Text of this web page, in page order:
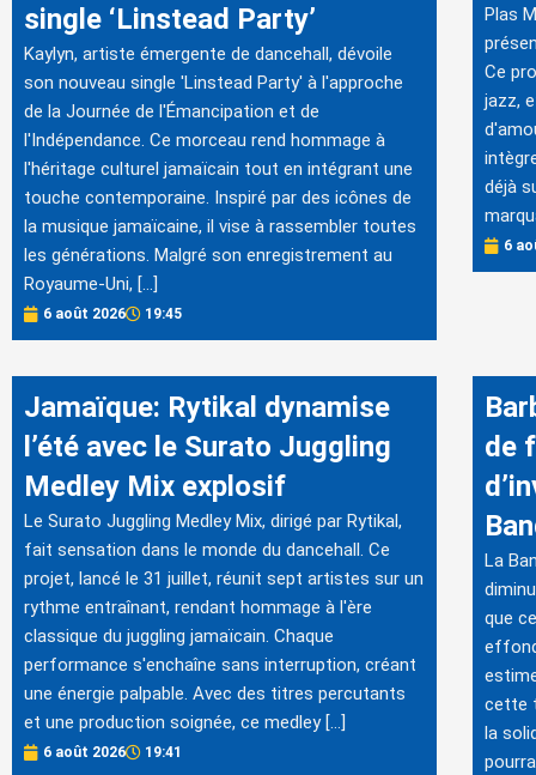
single ‘Linstead Party’
Kaylyn, artiste émergente de dancehall, dévoile
son nouveau single 'Linstead Party' à l'approche
de la Journée de l'Émancipation et de
l'Indépendance. Ce morceau rend hommage à
l'héritage culturel jamaïcain tout en intégrant une
touche contemporaine. Inspiré par des icônes de
la musique jamaïcaine, il vise à rassembler toutes
les générations. Malgré son enregistrement au
Royaume-Uni, […]
6 août 2026 19:45
Plas
Ce
jazz,
déjà
6
Jamaïque: Rytikal dynamise
l’été avec le Surato Juggling
Medley Mix explosif
Le Surato Juggling Medley Mix, dirigé par Rytikal,
fait sensation dans le monde du dancehall. Ce
projet, lancé le 31 juillet, réunit sept artistes sur un
rythme entraînant, rendant hommage à l'ère
classique du juggling jamaïcain. Chaque
performance s'enchaîne sans interruption, créant
une énergie palpable. Avec des titres percutants
et une production soignée, ce medley […]
6 août 2026 19:41
de
La
que
cette
la